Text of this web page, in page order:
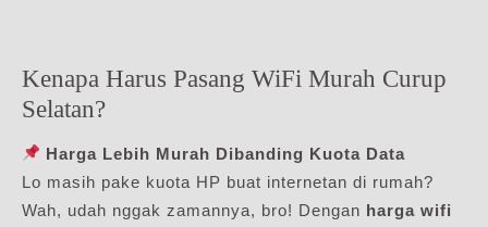
Kenapa Harus Pasang WiFi Murah Curup
Selatan?
Harga Lebih Murah Dibanding Kuota Data
Lo masih pake kuota HP buat internetan di rumah?
Wah, udah nggak zamannya, bro! Dengan harga wifi